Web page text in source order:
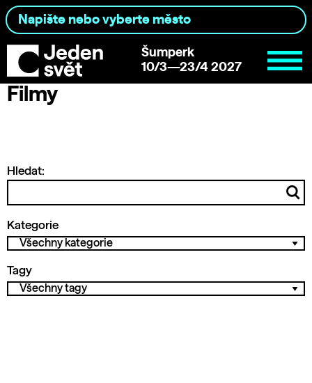
Šumperk
10/3—23/4 2027
Filmy
Hledat:
Kategorie
Tagy